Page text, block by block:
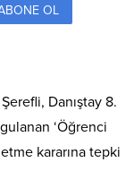
OL
Danıştay 8.
‘Öğrenci
kararına tepki